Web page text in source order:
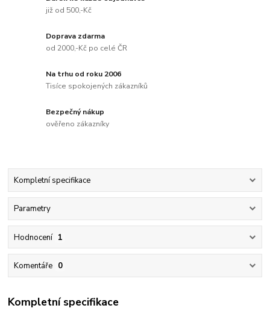
již od 500,-Kč
Doprava zdarma
od 2000,-Kč po celé ČR
Na trhu od roku 2006
Tisíce spokojených zákazníků
Bezpečný nákup
ověřeno zákazníky
Kompletní specifikace
Parametry
Hodnocení 1
Komentáře 0
Kompletní specifikace